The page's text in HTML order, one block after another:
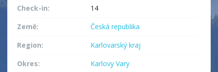
Check-in:
14
Země:
Česká republika
Region:
Karlovarský kraj
Okres:
Karlovy Vary